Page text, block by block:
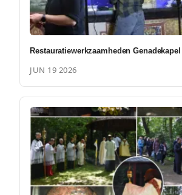
Restauratiewerkzaamheden Genadekapel
JUN 19 2026